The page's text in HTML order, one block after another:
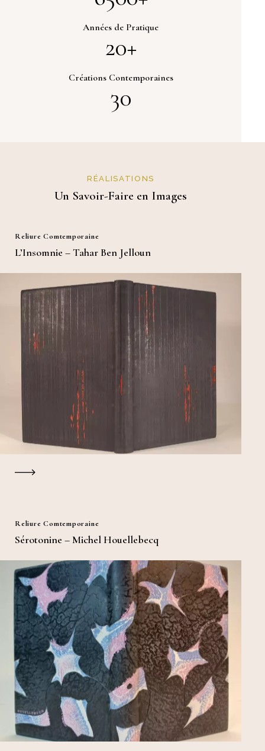
Années de Pratique
20+
Créations Contemporaines
30
RÉALISATIONS
Un Savoir-Faire en Images
Reliure Comtemporaine
L’Insomnie – Tahar Ben Jelloun
Reliure Comtemporaine
Sérotonine – Michel Houellebecq